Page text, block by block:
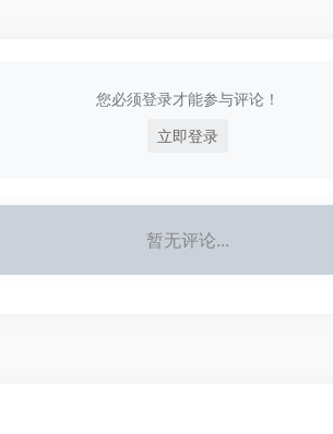
您必须登录才能参与评论！
立即登录
暂无评论...